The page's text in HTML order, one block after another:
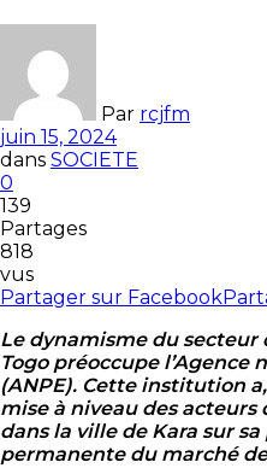
Par rcjfm
juin 15, 2024
dans SOCIETE
0
139
Partages
818
vus
Partager sur Facebook
Le dynamisme du
Togo préoccupe l’Agence
(ANPE). Cette institution
mise à niveau des
dans la ville de Kara sur
permanente du marché